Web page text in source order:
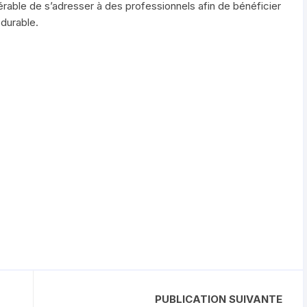
de s’adresser à des professionnels afin de bénéficier
PUBLICATION SUIVANTE